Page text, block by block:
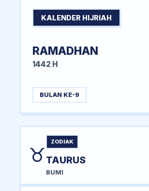
KALENDER HIJRIAH
RAMADHAN
1442 H
BULAN KE-9
♉
ZODIAK
TAURUS
BUMI